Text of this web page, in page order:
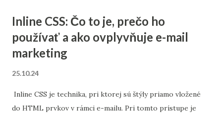
interaktívne prvky, ako sú ankety, kvízy, karuselové
prezentácie obrázkov, animácie, výber produktov a
podobne. Tieto prvky umožňujú príjemcom priamo
mailovú schránku. To predstavuje veľkú výhodu v dnešnej
digitálnej dobe, kde pozornosť príjemcov je obmedzená a
každý klik navyše môže znamenať riziko straty záujmu. Na
Inline CSS: Čo to je, prečo ho
používať a ako ovplyvňuje e-mail
marketing
25.10.24
Inline CSS je technika, pri ktorej sú štýly priamo vložené
do HTML prvkov v rámci e-mailu. Pri tomto prístupe je